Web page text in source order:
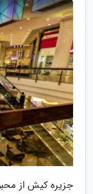
جزیره کیش از